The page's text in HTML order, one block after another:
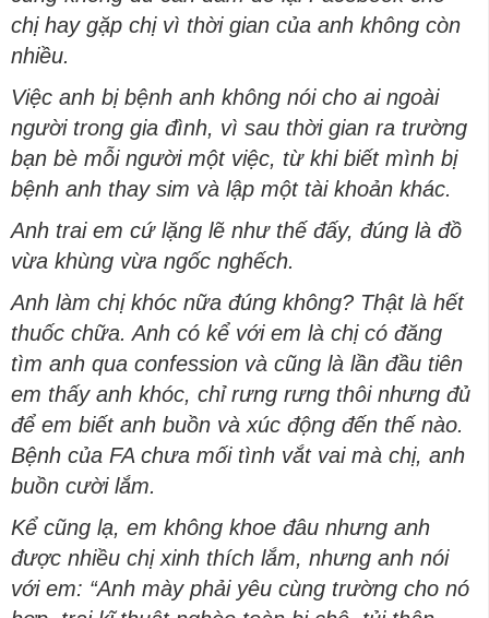
chị hay gặp chị vì thời gian của anh không còn
nhiều.
Việc anh bị bệnh anh không nói cho ai ngoài
người trong gia đình, vì sau thời gian ra trường
bạn bè mỗi người một việc, từ khi biết mình bị
bệnh anh thay sim và lập một tài khoản khác.
Anh trai em cứ lặng lẽ như thế đấy, đúng là đồ
vừa khùng vừa ngốc nghếch.
Anh làm chị khóc nữa đúng không? Thật là hết
thuốc chữa. Anh có kể với em là chị có đăng
tìm anh qua confession và cũng là lần đầu tiên
em thấy anh khóc, chỉ rưng rưng thôi nhưng đủ
để em biết anh buồn và xúc động đến thế nào.
Bệnh của FA chưa mối tình vắt vai mà chị, anh
buồn cười lắm.
Kể cũng lạ, em không khoe đâu nhưng anh
được nhiều chị xinh thích lắm, nhưng anh nói
với em: “Anh mày phải yêu cùng trường cho nó